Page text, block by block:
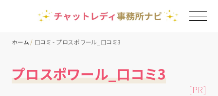
ホーム 口コミ - プロスポワール_口コミ3
プロスポワール_口コミ3
[PR]